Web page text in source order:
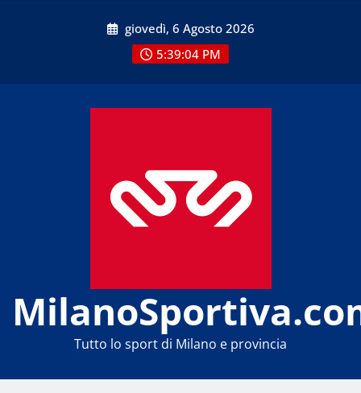
giovedì, 6 Agosto 2026
5:39:04 PM
Tutto lo sport di Milano e provincia